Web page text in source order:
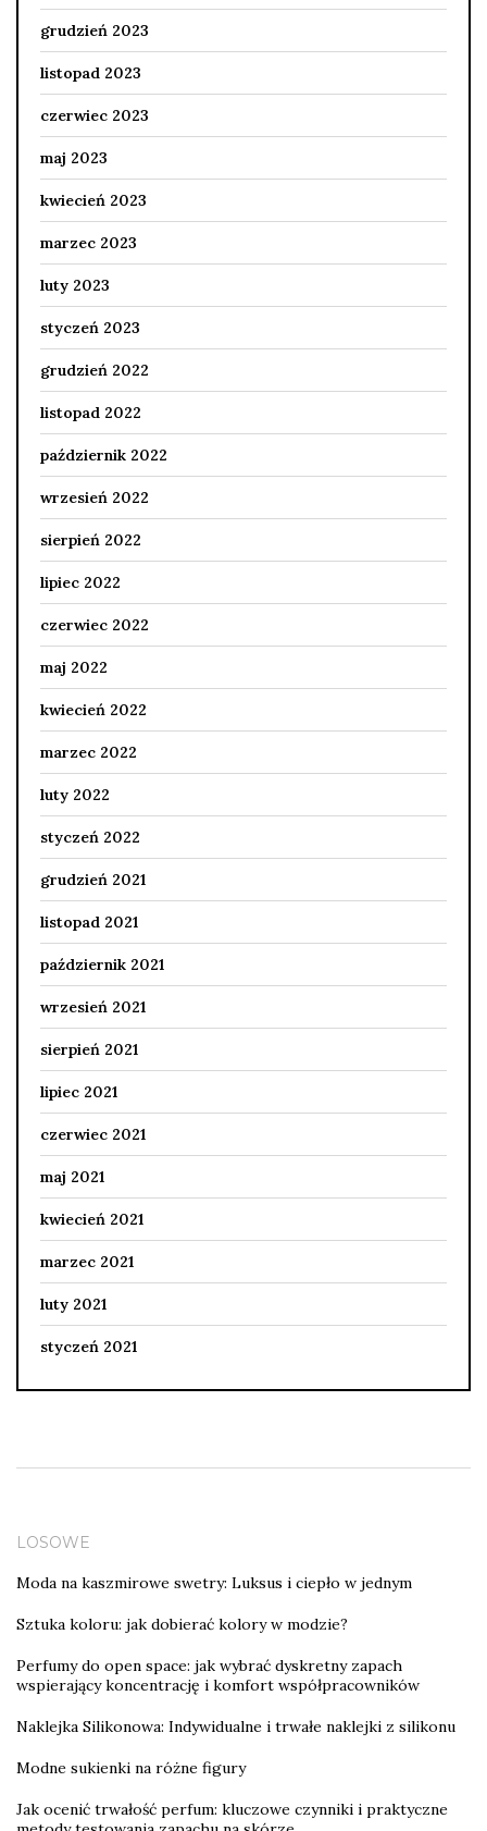
grudzień 2023
listopad 2023
czerwiec 2023
maj 2023
kwiecień 2023
marzec 2023
luty 2023
styczeń 2023
grudzień 2022
listopad 2022
październik 2022
wrzesień 2022
sierpień 2022
lipiec 2022
czerwiec 2022
maj 2022
kwiecień 2022
marzec 2022
luty 2022
styczeń 2022
grudzień 2021
listopad 2021
październik 2021
wrzesień 2021
sierpień 2021
lipiec 2021
czerwiec 2021
maj 2021
kwiecień 2021
marzec 2021
luty 2021
styczeń 2021
LOSOWE
Moda na kaszmirowe swetry: Luksus i ciepło w jednym
Sztuka koloru: jak dobierać kolory w modzie?
Perfumy do open space: jak wybrać dyskretny zapach
wspierający koncentrację i komfort współpracowników
Naklejka Silikonowa: Indywidualne i trwałe naklejki z silikonu
Modne sukienki na różne figury
Jak ocenić trwałość perfum: kluczowe czynniki i praktyczne